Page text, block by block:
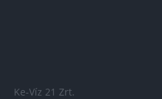
Ke-Víz 21 Zrt.